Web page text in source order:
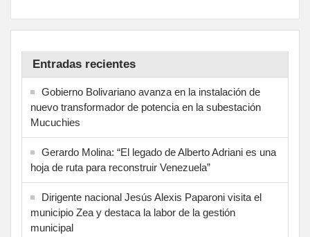
Entradas recientes
Gobierno Bolivariano avanza en la instalación de
nuevo transformador de potencia en la subestación
Mucuchies
Gerardo Molina: “El legado de Alberto Adriani es una
hoja de ruta para reconstruir Venezuela”
Dirigente nacional Jesús Alexis Paparoni visita el
municipio Zea y destaca la labor de la gestión
municipal